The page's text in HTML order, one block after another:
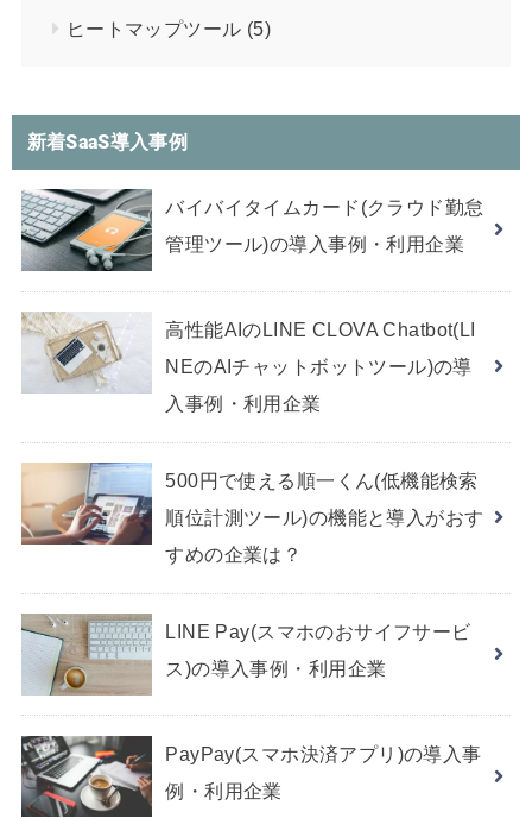
ヒートマップツール (5)
新着SaaS導入事例
バイバイタイムカード(クラウド勤怠
管理ツール)の導入事例・利用企業
高性能AIのLINE CLOVA Chatbot(LI
NEのAIチャットボットツール)の導
入事例・利用企業
500円で使える順一くん(低機能検索
順位計測ツール)の機能と導入がおす
すめの企業は？
LINE Pay(スマホのおサイフサービ
ス)の導入事例・利用企業
PayPay(スマホ決済アプリ)の導入事
例・利用企業